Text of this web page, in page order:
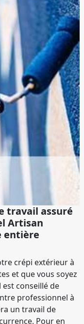
travail assuré
Artisan
entière
crépi extérieur à
et que vous soyez
conseillé de
professionnel à
un travail de
Pour en